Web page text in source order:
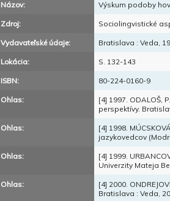
Názov: Výskum podoby
Zdroj: Sociolingvistické
Vydavateľské údaje: Bratislava : Veda,
Lokácia: S. 132-143
ISBN: 80-224-0160-9
Ohlas:
[4] 1997. ODALOŠ,
perspektívy.
Ohlas:
[4] 1998.
jazykovedcov
Ohlas:
[4] 1999.
Univerzity Mateja
Ohlas:
[4] 2000.
Bratislava : Veda,